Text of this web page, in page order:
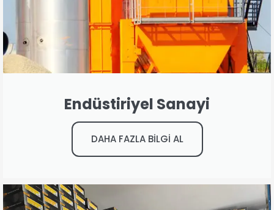
Endüstiriyel Sanayi
DAHA FAZLA BİLGİ AL